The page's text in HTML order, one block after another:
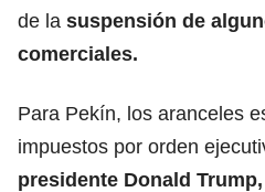
de la suspensión de
comerciales.
Para Pekín, los aranceles
impuestos por orden
presidente Donald Trump,